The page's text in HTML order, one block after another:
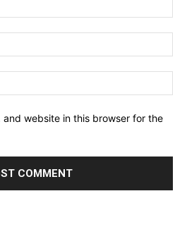
and website in this browser for the